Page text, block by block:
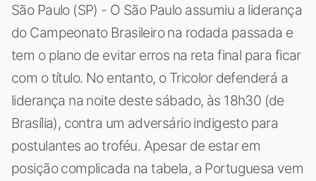
São Paulo (SP) - O São Paulo assumiu a liderança
do Campeonato Brasileiro na rodada passada e
tem o plano de evitar erros na reta final para ficar
com o título. No entanto, o Tricolor defenderá a
liderança na noite deste sábado, às 18h30 (de
Brasília), contra um adversário indigesto para
postulantes ao troféu. Apesar de estar em
posição complicada na tabela, a Portuguesa vem